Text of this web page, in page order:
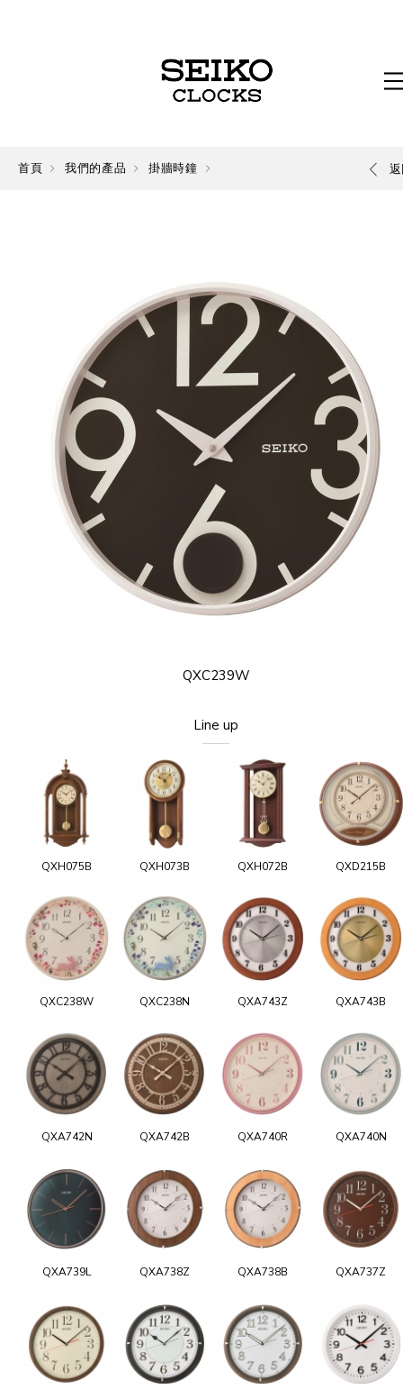
首頁 我們的產品 掛牆時鐘
QXC239W
Line up
QXH075B QXH073B QXH072B QXD215B
QXC238W QXC238N QXA743Z QXA743B
QXA742N QXA742B QXA740R QXA740N
QXA739L QXA738Z QXA738B QXA737Z